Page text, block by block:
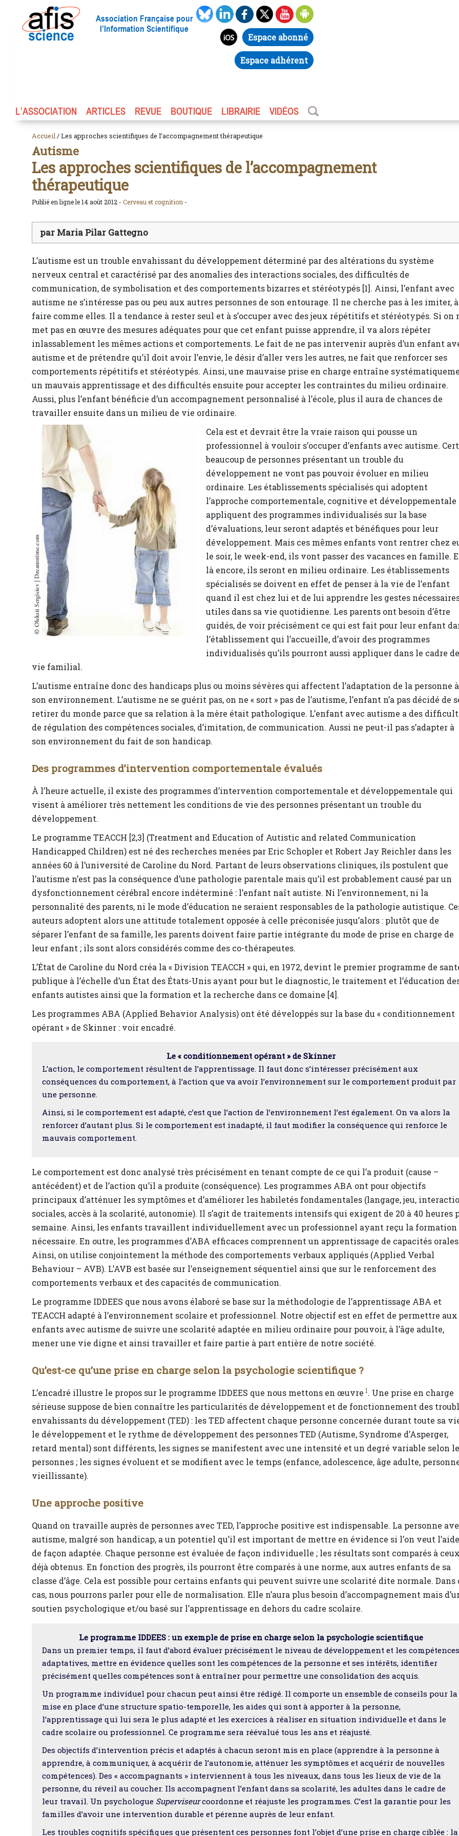
Association Française pour
l’Information Scientifique
Espace abonné
Espace adhérent
L’ASSOCIATION ARTICLES REVUE BOUTIQUE LIBRAIRIE VIDÉOS
Accueil / Les approches scientifiques de l’accompagnement thérapeutique
Autisme
Les approches scientifiques de l’accompagnement
thérapeutique
Publié en ligne le 14 août 2012 - Cerveau et cognition -
par Maria Pilar Gattegno
L’autisme est un trouble envahissant du développement déterminé par des altérations du système
nerveux central et caractérisé par des anomalies des interactions sociales, des difficultés de
communication, de symbolisation et des comportements bizarres et stéréotypés [1]. Ainsi, l’enfant avec
autisme ne s’intéresse pas ou peu aux autres personnes de son entourage. Il ne cherche pas à les imiter, à
faire comme elles. Il a tendance à rester seul et à s’occuper avec des jeux répétitifs et stéréotypés. Si on
met pas en œuvre des mesures adéquates pour que cet enfant puisse apprendre, il va alors répéter
inlassablement les mêmes actions et comportements. Le fait de ne pas intervenir auprès d’un enfant
autisme et de prétendre qu’il doit avoir l’envie, le désir d’aller vers les autres, ne fait que renforcer ses
comportements répétitifs et stéréotypés. Ainsi, une mauvaise prise en charge entraîne
un mauvais apprentissage et des difficultés ensuite pour accepter les contraintes du milieu ordinaire.
Aussi, plus l’enfant bénéficie d’un accompagnement personnalisé à l’école, plus il aura de chances de
travailler ensuite dans un milieu de vie ordinaire.
Cela est et devrait être la vraie raison qui pousse un
professionnel à vouloir s’occuper d’enfants avec autisme.
beaucoup de personnes présentant un trouble du
développement ne vont pas pouvoir évoluer en milieu
ordinaire. Les établissements spécialisés qui adoptent
l’approche comportementale, cognitive et développementale
appliquent des programmes individualisés sur la base
d’évaluations, leur seront adaptés et bénéfiques pour leur
développement. Mais ces mêmes enfants vont rentrer chez
le soir, le week-end, ils vont passer des vacances en famille.
là encore, ils seront en milieu ordinaire. Les établissements
spécialisés se doivent en effet de penser à la vie de l’enfant
quand il est chez lui et de lui apprendre les gestes
utiles dans sa vie quotidienne. Les parents ont besoin d’être
guidés, de voir précisément ce qui est fait pour leur enfant
l’établissement qui l’accueille, d’avoir des programmes
individualisés qu’ils pourront aussi appliquer dans le cadre de
vie familial.
L’autisme entraîne donc des handicaps plus ou moins sévères qui affectent l’adaptation de la personne à
son environnement. L’autisme ne se guérit pas, on ne « sort » pas de l’autisme, l’enfant n’a pas décidé de
retirer du monde parce que sa relation à la mère était pathologique. L’enfant avec autisme a des
de régulation des compétences sociales, d’imitation, de communication. Aussi ne peut-il pas s’adapter à
son environnement du fait de son handicap.
Des programmes d’intervention comportementale évalués
À l’heure actuelle, il existe des programmes d’intervention comportementale et développementale qui
visent à améliorer très nettement les conditions de vie des personnes présentant un trouble du
développement.
Le programme TEACCH [2,3] (Treatment and Education of Autistic and related Communication
Handicapped Children) est né des recherches menées par Eric Schopler et Robert Jay Reichler dans les
années 60 à l’université de Caroline du Nord. Partant de leurs observations cliniques, ils postulent que
l’autisme n’est pas la conséquence d’une pathologie parentale mais qu’il est probablement causé par un
dysfonctionnement cérébral encore indéterminé : l’enfant naît autiste. Ni l’environnement, ni la
personnalité des parents, ni le mode d’éducation ne seraient responsables de la pathologie autistique.
auteurs adoptent alors une attitude totalement opposée à celle préconisée jusqu’alors : plutôt que de
séparer l’enfant de sa famille, les parents doivent faire partie intégrante du mode de prise en charge de
leur enfant ; ils sont alors considérés comme des co-thérapeutes.
L’État de Caroline du Nord créa la « Division TEACCH » qui, en 1972, devint le premier programme de
publique à l’échelle d’un État des États-Unis ayant pour but le diagnostic, le traitement et l’éducation
enfants autistes ainsi que la formation et la recherche dans ce domaine [4].
Les programmes ABA (Applied Behavior Analysis) ont été développés sur la base du « conditionnement
opérant » de Skinner : voir encadré.
Le « conditionnement opérant » de Skinner
L’action, le comportement résultent de l’apprentissage. Il faut donc s’intéresser précisément aux
conséquences du comportement, à l’action que va avoir l’environnement sur le comportement produit par
une personne.
Ainsi, si le comportement est adapté, c’est que l’action de l’environnement l’est également. On va alors la
renforcer d’autant plus. Si le comportement est inadapté, il faut modifier la conséquence qui renforce le
mauvais comportement.
Le comportement est donc analysé très précisément en tenant compte de ce qui l’a produit (cause –
antécédent) et de l’action qu’il a produite (conséquence). Les programmes ABA ont pour objectifs
principaux d’atténuer les symptômes et d’améliorer les habiletés fondamentales (langage, jeu,
sociales, accès à la scolarité, autonomie). Il s’agit de traitements intensifs qui exigent de 20 à 40 heures
semaine. Ainsi, les enfants travaillent individuellement avec un professionnel ayant reçu la formation
nécessaire. En outre, les programmes d’ABA efficaces comprennent un apprentissage de capacités
Ainsi, on utilise conjointement la méthode des comportements verbaux appliqués (Applied Verbal
Behaviour – AVB). L’AVB est basée sur l’enseignement séquentiel ainsi que sur le renforcement des
comportements verbaux et des capacités de communication.
Le programme IDDEES que nous avons élaboré se base sur la méthodologie de l’apprentissage ABA et
TEACCH adapté à l’environnement scolaire et professionnel. Notre objectif est en effet de permettre aux
enfants avec autisme de suivre une scolarité adaptée en milieu ordinaire pour pouvoir, à l’âge adulte,
mener une vie digne et ainsi travailler et faire partie à part entière de notre société.
Qu’est-ce qu’une prise en charge selon la psychologie scientifique ?
L’encadré illustre le propos sur le programme IDDEES que nous mettons en œuvre 1. Une prise en charge
sérieuse suppose de bien connaître les particularités de développement et de fonctionnement des
envahissants du développement (TED) : les TED affectent chaque personne concernée durant toute sa
le développement et le rythme de développement des personnes TED (Autisme, Syndrome d’Asperger,
retard mental) sont différents, les signes se manifestent avec une intensité et un degré variable selon
personnes ; les signes évoluent et se modifient avec le temps (enfance, adolescence, âge adulte,
vieillissante).
Une approche positive
Quand on travaille auprès de personnes avec TED, l’approche positive est indispensable. La personne
autisme, malgré son handicap, a un potentiel qu’il est important de mettre en évidence si l’on veut
de façon adaptée. Chaque personne est évaluée de façon individuelle ; les résultats sont comparés à
déjà obtenus. En fonction des progrès, ils pourront être comparés à une norme, aux autres enfants de sa
classe d’âge. Cela est possible pour certains enfants qui peuvent suivre une scolarité dite normale. Dans
cas, nous pourrons parler pour elle de normalisation. Elle n’aura plus besoin d’accompagnement mais
soutien psychologique et/ou basé sur l’apprentissage en dehors du cadre scolaire.
Le programme IDDEES : un exemple de prise en charge selon la psychologie scientifique
Dans un premier temps, il faut d’abord évaluer précisément le niveau de développement et les compétences
adaptatives, mettre en évidence quelles sont les compétences de la personne et ses intérêts, identifier
précisément quelles compétences sont à entraîner pour permettre une consolidation des acquis.
Un programme individuel pour chacun peut ainsi être rédigé. Il comporte un ensemble de conseils pour la
mise en place d’une structure spatio-temporelle, les aides qui sont à apporter à la personne,
l’apprentissage qui lui sera le plus adapté et les exercices à réaliser en situation individuelle et dans le
cadre scolaire ou professionnel. Ce programme sera réévalué tous les ans et réajusté.
Des objectifs d’intervention précis et adaptés à chacun seront mis en place (apprendre à la personne à
apprendre, à communiquer, à acquérir de l’autonomie, atténuer les symptômes et acquérir de nouvelles
compétences). Des « accompagnants » interviennent à tous les niveaux, dans tous les lieux de vie de la
personne, du réveil au coucher. Ils accompagnent l’enfant dans sa scolarité, les adultes dans le cadre de
leur travail. Un psychologue Superviseurcoordonne et réajuste les programmes. C’est la garantie pour les
familles d’avoir une intervention durable et pérenne auprès de leur enfant.
Les troubles cognitifs spécifiques que présentent ces personnes font l’objet d’une prise en charge ciblée : la